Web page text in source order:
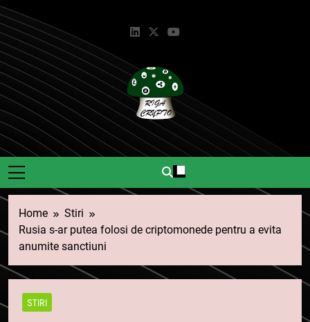
Skip
to
content
Riga Crypto
Știri Și Informații Despre
Criptomonede.
Home
Stiri
Rusia s-ar putea folosi de criptomonede pentru a evita
anumite sanctiuni
STIRI